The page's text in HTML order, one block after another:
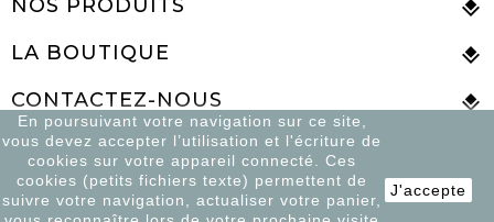
NOS PRODUITS
LA BOUTIQUE
CONTACTEZ-NOUS
En poursuivant votre navigation sur ce site,
vous devez accepter l’utilisation et l'écriture de
cookies sur votre appareil connecté. Ces
cookies (petits fichiers texte) permettent de
suivre votre navigation, actualiser votre panier,
J'accepte
© 2026 Le Comptoir De Syrie - Tous droits réservés